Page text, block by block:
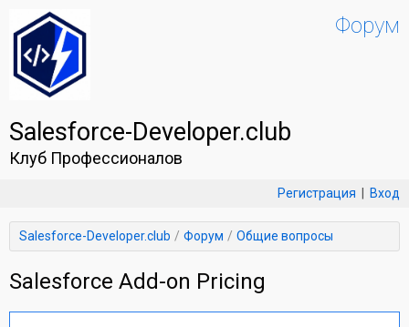
Salesforce-Developer.club
Клуб Профессионалов
Форум
Регистрация Вход
Salesforce-Developer.club Форум Общие вопросы
Salesforce Add-on Pricing